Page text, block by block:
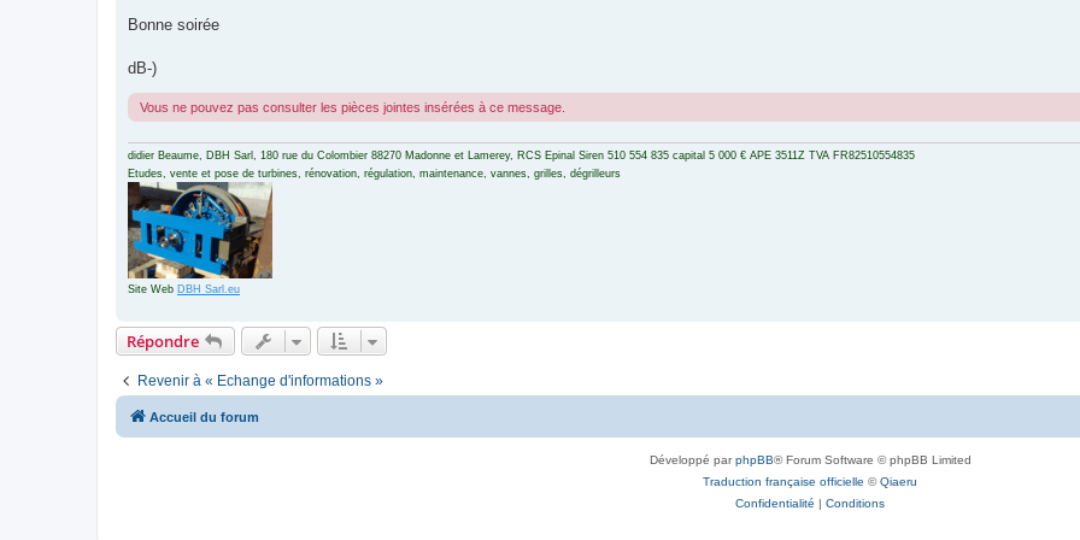
Bonne soirée
dB-)
Vous ne pouvez pas consulter les pièces jointes insérées à ce message.
didier Beaume, DBH Sarl, 180 rue du Colombier 88270 Madonne et Lamerey, RCS Epinal Siren 510 554 835 capital 5 000 € APE 3511Z TVA FR82510554835
Etudes, vente et pose de turbines, rénovation, régulation, maintenance, vannes, grilles, dégrilleurs
Site Web DBH Sarl.eu
Répondre
Revenir à « Echange d'informations »
Accueil du forum
Développé parphpBB® Forum Software © phpBB Limited
Traduction française officielle ©Qiaeru
Confidentialité | Conditions